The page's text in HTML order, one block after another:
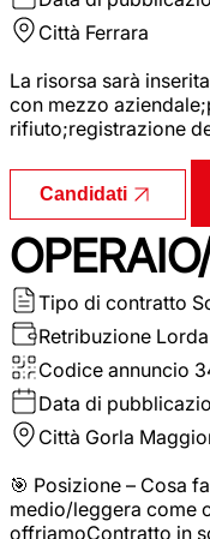
Città Ferrara
La risorsa sarà
con mezzo
rifiuto;registrazione
Candidati
Tipo di contratto
Retribuzione Lorda
Codice annuncio
Data di
Città Gorla
🎯 Posizione – Cosa
medio/leggera come
offriamoContratto in